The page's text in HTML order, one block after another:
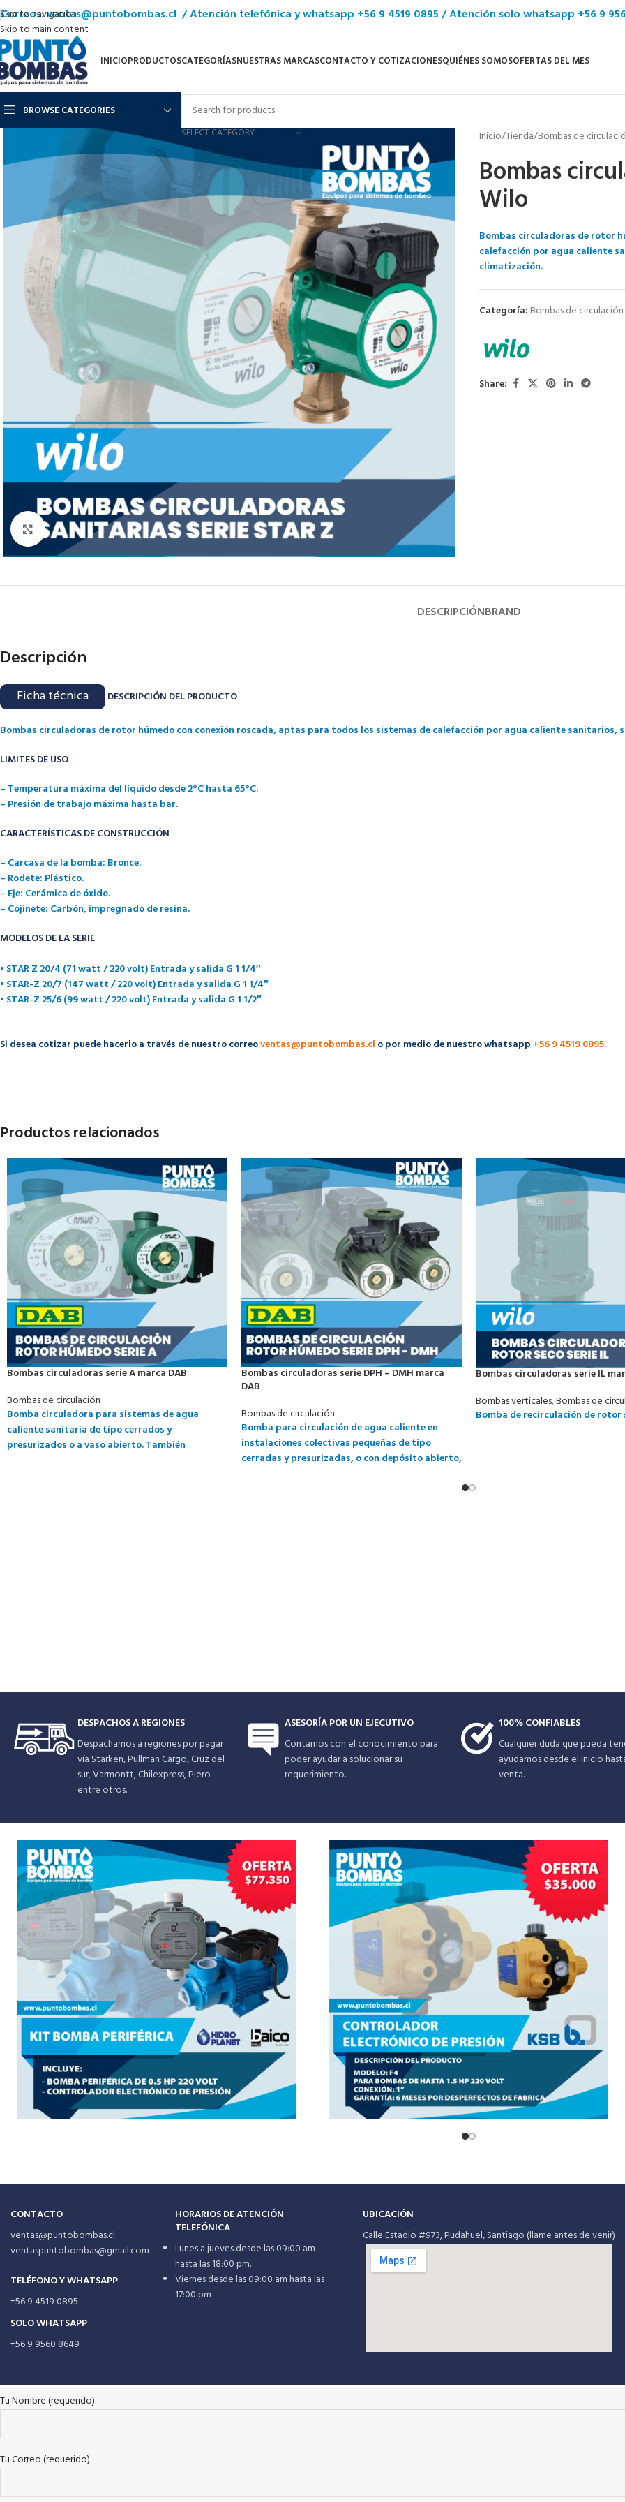
Skip to navigation
Skip to main content
Correos: ventas@puntobombas.cl / Atención telefónica y whatsapp +56 9 4519 0895 / Atención solo whatsapp +56 9
INICIOPRODUCTOSCATEGORÍASNUESTRAS MARCASCONTACTO Y COTIZACIONESQUIÉNES SOMOSOFERTAS DEL MES
BROWSE CATEGORIES
SELECT CATEGORY
Click to enlarge
Inicio Tienda Bombas de
Bombas
Wilo
Bombas circuladoras de rotor
calefacción por agua caliente
climatización.
Categoría: Bombas de circulación
Share:
DESCRIPCIÓNBRAND
Descripción
Ficha técnica DESCRIPCIÓN DEL PRODUCTO
Bombas circuladoras de rotor húmedo con conexión roscada, aptas para todos los sistemas de calefacción por agua caliente
LIMITES DE USO
– Temperatura máxima del líquido desde 2°C hasta 65°C.
– Presión de trabajo máxima hasta bar.
CARACTERÍSTICAS DE CONSTRUCCIÓN
– Carcasa de la bomba: Bronce.
– Rodete: Plástico.
– Eje: Cerámica de óxido.
– Cojinete: Carbón, impregnado de resina.
MODELOS DE LA SERIE
• STAR Z 20/4 (71 watt / 220 volt) Entrada y salida G 1 1/4″
• STAR-Z 20/7 (147 watt / 220 volt) Entrada y salida G 1 1/4″
• STAR-Z 25/6 (99 watt / 220 volt) Entrada y salida G 1 1/2″
Si desea cotizar puede hacerlo a través de nuestro correoventas@puntobombas.cl o por medio de nuestro whatsapp +56 9 4519 0895.
Productos relacionados
Bombas circuladoras serie A marca DAB
Bombas de circulación
Bomba circuladora para sistemas de agua
caliente sanitaria de tipo cerrados y
presurizados o a vaso abierto. También
Bombas circuladoras serie DPH – DMH marca
DAB
Bombas de circulación
Bomba para circulación de agua caliente en
instalaciones colectivas pequeñas de tipo
cerradas y presurizadas, o con depósito abierto,
Bombas circuladoras serie IL
Bombas verticales,Bombas de
Bomba de recirculación de rotor
DESPACHOS A REGIONES
Despachamos a regiones por pagar
vía Starken, Pullman Cargo, Cruz del
sur, Varmontt, Chilexpress, Piero
entre otros.
ASESORÍA POR UN EJECUTIVO
Contamos con el conocimiento para
poder ayudar a solucionar su
requerimiento.
100% CONFIABLES
Cualquier duda que pueda
ayudamos desde el inicio
venta.
CONTACTO
ventas@puntobombas.cl
ventaspuntobombas@gmail.com
TELÉFONO Y WHATSAPP
+56 9 4519 0895
SOLO WHATSAPP
+56 9 9560 8649
HORARIOS DE ATENCIÓN
TELEFÓNICA
Lunes a jueves desde las 09:00 am
hasta las 18:00 pm.
Viernes desde las 09:00 am hasta las
17:00 pm
UBICACIÓN
Calle Estadio #973, Pudahuel, Santiago (llame antes de venir)
Tu Nombre (requerido)
Tu Correo (requerido)